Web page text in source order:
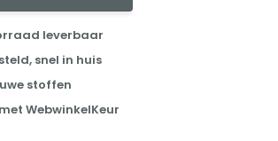
leverbaar
snel in huis
stoffen
WebwinkelKeur